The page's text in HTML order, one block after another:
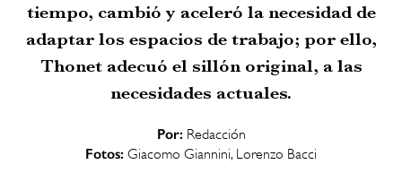
tiempo, cambió y aceleró la necesidad de
adaptar los espacios de trabajo; por ello,
Thonet adecuó el sillón original, a las
necesidades actuales.
Por: Redacción
Fotos: Giacomo Giannini, Lorenzo Bacci